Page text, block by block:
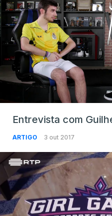
Entrevista com
ARTIGO 3 out 2017